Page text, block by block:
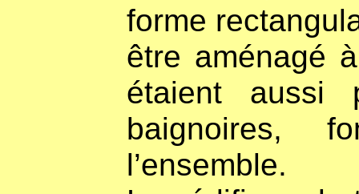
forme
être aménagé
étaient aussi
baignoires,
l’ensemble.